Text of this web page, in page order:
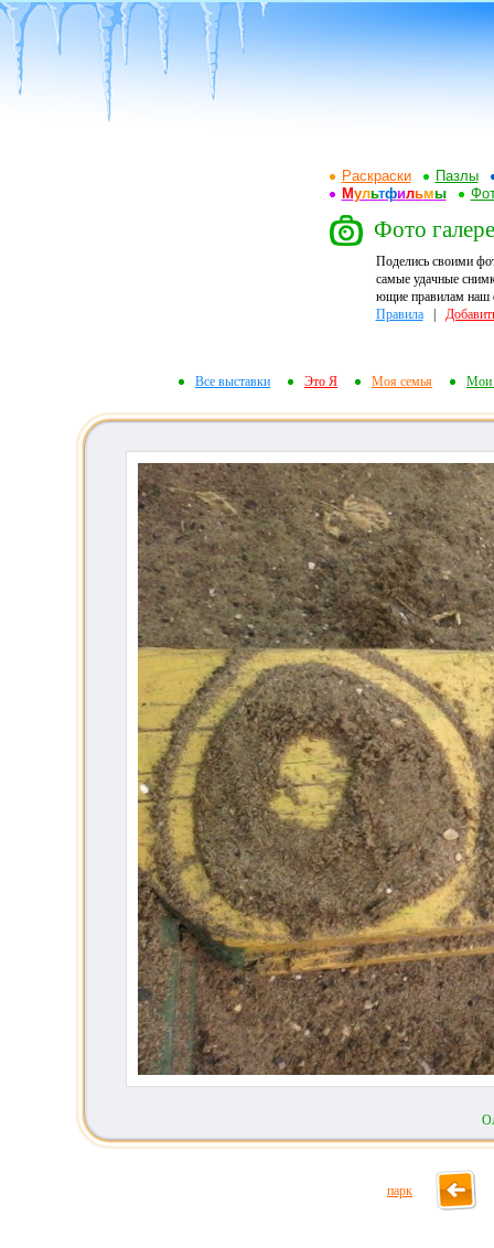
Раскраски
Пазлы
Мультфильмы
Фото
Поделись своими
самые удачные
ющие правилам наш
Правила|
Все выставки Это Я Моя семья Мои
парк